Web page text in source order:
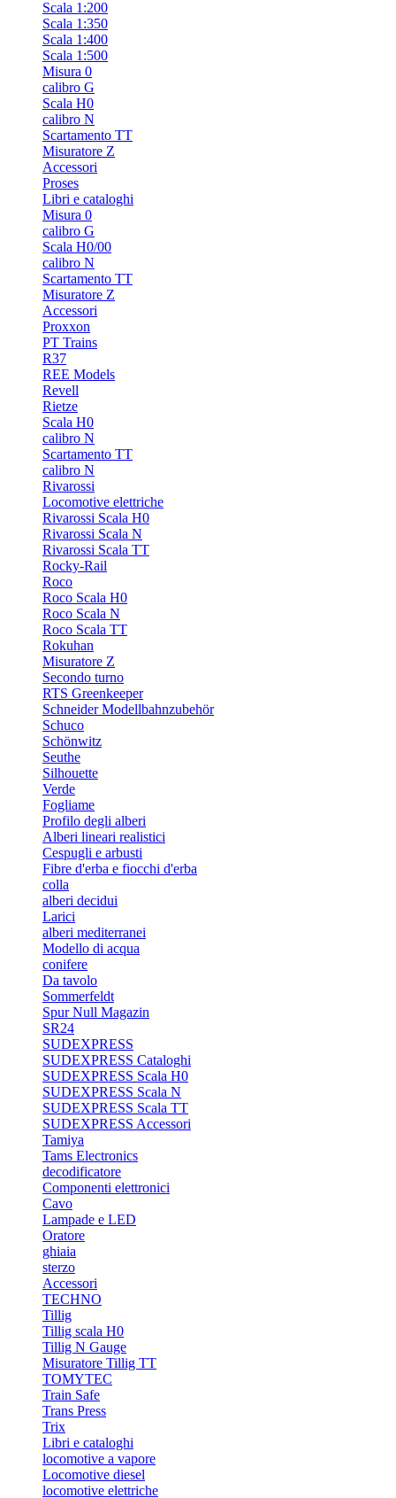
Scala 1:200
Scala 1:350
Scala 1:400
Scala 1:500
Misura 0
calibro G
Scala H0
calibro N
Scartamento TT
Misuratore Z
Accessori
Proses
Libri e cataloghi
Misura 0
calibro G
Scala H0/00
calibro N
Scartamento TT
Misuratore Z
Accessori
Proxxon
PT Trains
R37
REE Models
Revell
Rietze
Scala H0
calibro N
Scartamento TT
calibro N
Rivarossi
Locomotive elettriche
Rivarossi Scala H0
Rivarossi Scala N
Rivarossi Scala TT
Rocky-Rail
Roco
Roco Scala H0
Roco Scala N
Roco Scala TT
Rokuhan
Misuratore Z
Secondo turno
RTS Greenkeeper
Schneider Modellbahnzubehör
Schuco
Schönwitz
Seuthe
Silhouette
Verde
Fogliame
Profilo degli alberi
Alberi lineari realistici
Cespugli e arbusti
Fibre d'erba e fiocchi d'erba
colla
alberi decidui
Larici
alberi mediterranei
Modello di acqua
conifere
Da tavolo
Sommerfeldt
Spur Null Magazin
SR24
SUDEXPRESS
SUDEXPRESS Cataloghi
SUDEXPRESS Scala H0
SUDEXPRESS Scala N
SUDEXPRESS Scala TT
SUDEXPRESS Accessori
Tamiya
Tams Electronics
decodificatore
Componenti elettronici
Cavo
Lampade e LED
Oratore
ghiaia
sterzo
Accessori
TECHNO
Tillig
Tillig scala H0
Tillig N Gauge
Misuratore Tillig TT
TOMYTEC
Train Safe
Trans Press
Trix
Libri e cataloghi
locomotive a vapore
Locomotive diesel
locomotive elettriche